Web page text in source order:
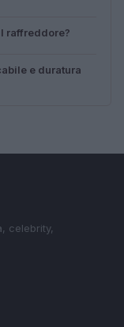
raffreddore?
e duratura
celebrity,